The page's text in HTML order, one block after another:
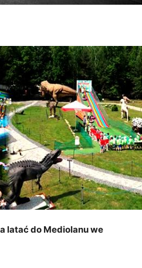
latać do Mediolanu we